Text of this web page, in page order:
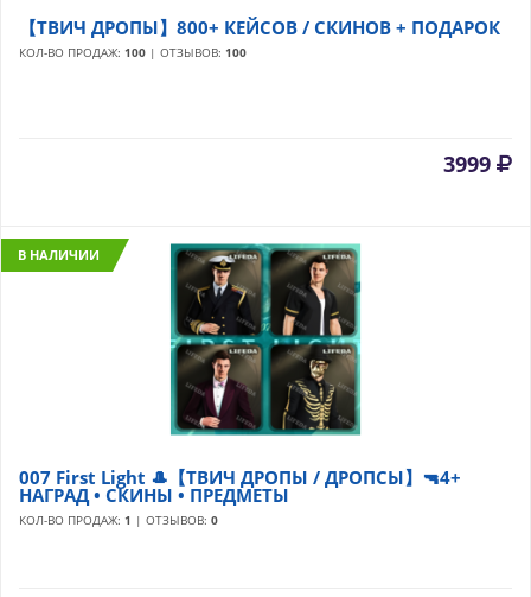
【ТВИЧ ДРОПЫ】800+ КЕЙСОВ / СКИНОВ + ПОДАРОК
КОЛ-ВО ПРОДАЖ: 100 | ОТЗЫВОВ: 100
3999
В НАЛИЧИИ
007 First Light 🎩【ТВИЧ ДРОПЫ / ДРОПСЫ】🔫4+
НАГРАД • СКИНЫ • ПРЕДМЕТЫ
КОЛ-ВО ПРОДАЖ: 1 | ОТЗЫВОВ: 0